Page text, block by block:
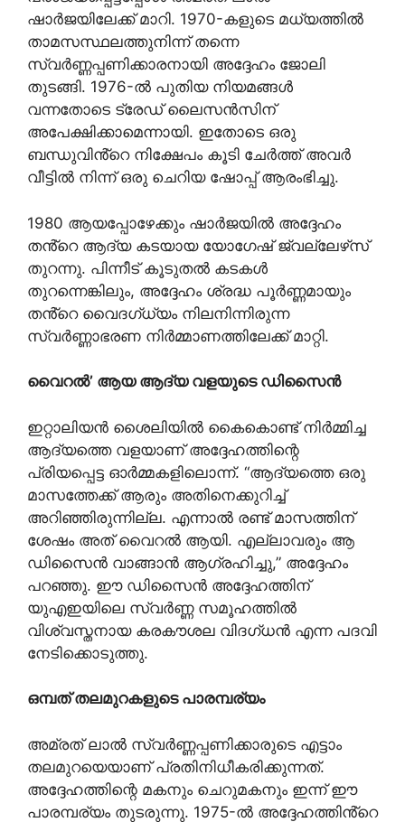
ഷാർജയിലേക്ക് മാറി. 1970-കളുടെ മധ്യത്തിൽ
താമസസ്ഥലത്തുനിന്ന് തന്നെ
സ്വർണ്ണപ്പണിക്കാരനായി അദ്ദേഹം ജോലി
തുടങ്ങി. 1976-ൽ പുതിയ നിയമങ്ങൾ
വന്നതോടെ ട്രേഡ് ലൈസൻസിന്
അപേക്ഷിക്കാമെന്നായി. ഇതോടെ ഒരു
ബന്ധുവിൻ്റെ നിക്ഷേപം കൂടി ചേർത്ത് അവർ
വീട്ടിൽ നിന്ന് ഒരു ചെറിയ ഷോപ്പ് ആരംഭിച്ചു.
1980 ആയപ്പോഴേക്കും ഷാർജയിൽ അദ്ദേഹം
തൻ്റെ ആദ്യ കടയായ യോഗേഷ് ജ്വല്ലേഴ്‌സ്
തുറന്നു. പിന്നീട് കൂടുതൽ കടകൾ
തുറന്നെങ്കിലും, അദ്ദേഹം ശ്രദ്ധ പൂർണ്ണമായും
തൻ്റെ വൈദഗ്ധ്യം നിലനിന്നിരുന്ന
സ്വർണ്ണാഭരണ നിർമ്മാണത്തിലേക്ക് മാറ്റി.
വൈറൽ’ ആയ ആദ്യ വളയുടെ ഡിസൈൻ
ഇറ്റാലിയൻ ശൈലിയിൽ കൈകൊണ്ട് നിർമ്മിച്ച
ആദ്യത്തെ വളയാണ് അദ്ദേഹത്തിന്റെ
പ്രിയപ്പെട്ട ഓർമ്മകളിലൊന്ന്. “ആദ്യത്തെ ഒരു
മാസത്തേക്ക് ആരും അതിനെക്കുറിച്ച്
അറിഞ്ഞിരുന്നില്ല. എന്നാൽ രണ്ട് മാസത്തിന്
ശേഷം അത് വൈറൽ ആയി. എല്ലാവരും ആ
ഡിസൈൻ വാങ്ങാൻ ആഗ്രഹിച്ചു,” അദ്ദേഹം
പറഞ്ഞു. ഈ ഡിസൈൻ അദ്ദേഹത്തിന്
യുഎഇയിലെ സ്വർണ്ണ സമൂഹത്തിൽ
വിശ്വസ്തനായ കരകൗശല വിദഗ്ധൻ എന്ന പദവി
നേടിക്കൊടുത്തു.
ഒമ്പത് തലമുറകളുടെ പാരമ്പര്യം
അമ്രത് ലാൽ സ്വർണ്ണപ്പണിക്കാരുടെ എട്ടാം
തലമുറയെയാണ് പ്രതിനിധീകരിക്കുന്നത്.
അദ്ദേഹത്തിന്റെ മകനും ചെറുമകനും ഇന്ന് ഈ
പാരമ്പര്യം തുടരുന്നു. 1975-ൽ അദ്ദേഹത്തിൻ്റെ